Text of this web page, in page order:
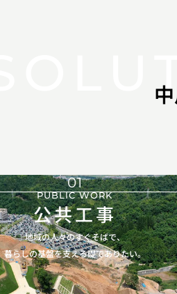
01
PUBLIC WORK
公共工事
地域の人々のすぐそばで、
暮らしの基盤を支える礎でありたい。